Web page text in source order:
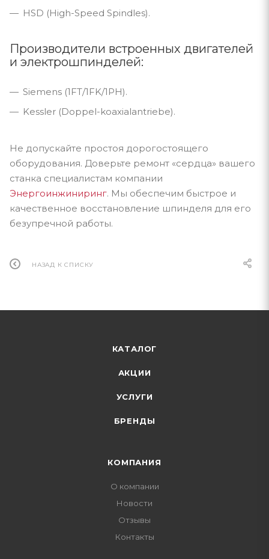
HSD (High-Speed Spindles).
Производители встроенных двигателей
и электрошпинделей:
Siemens (1FT/1FK/1PH).
Kessler (Doppel-koaxialantriebe).
Не допускайте простоя дорогостоящего
оборудования. Доверьте ремонт «сердца» вашего
станка специалистам компании
Энергоинжиниринг. Мы обеспечим быстрое и
качественное восстановление шпинделя для его
безупречной работы.
НАЗАД К СПИСКУ
КАТАЛОГ
АКЦИИ
УСЛУГИ
БРЕНДЫ
КОМПАНИЯ
О компании
Новости
Отзывы
Контакты